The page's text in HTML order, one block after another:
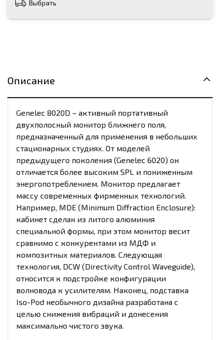
Выбрать
Описание
Genelec 8020D – активный портативный
двухполосный монитор ближнего поля,
предназначенный для применения в небольших
стационарных студиях. От моделей
предыдущего поколения (Genelec 6020) он
отличается более высоким SPL и пониженным
энергопотреблением. Монитор предлагает
массу современных фирменных технологий.
Например, MDE (Minimum Diffraction Enclosure):
кабинет сделан из литого алюминия
специальной формы, при этом монитор весит
сравнимо с конкурентами из МДФ и
композитных материалов. Следующая
технология, DCW (Directivity Control Waveguide),
относится к подстройке конфигурации
волновода к усилителям. Наконец, подставка
Iso-Pod необычного дизайна разработана с
целью снижения вибраций и донесения
максимально чистого звука.